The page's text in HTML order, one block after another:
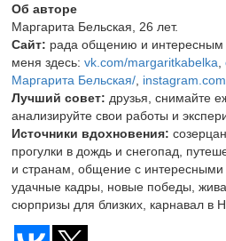
Об авторе
Маргарита Бельская, 26 лет.
Сайт: рада общению и
меня здесь: vk.com/margaritkabelka
Маргарита Бельская/
Лучший совет: друзья, снимайте
анализируйте свои работы и
Источники вдохновения:
прогулки в дождь и снегопад,
и странам, общение с интересными
удачные кадры, новые победы,
сюрпризы для близких, карнавал в